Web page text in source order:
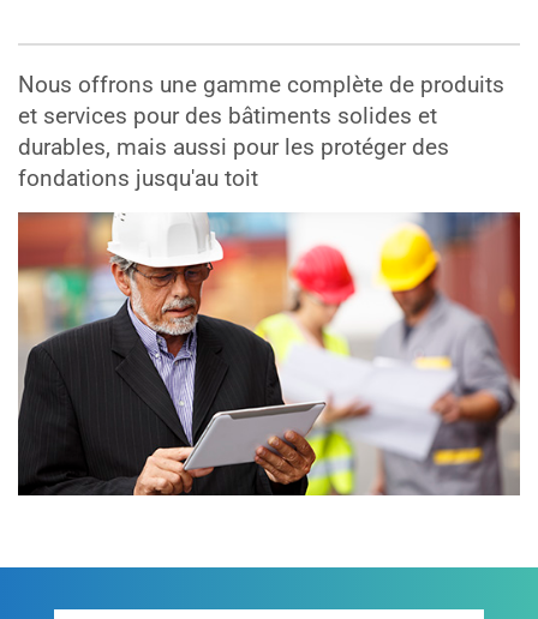
Nous offrons une gamme complète de produits
et services pour des bâtiments solides et
durables, mais aussi pour les protéger des
fondations jusqu'au toit